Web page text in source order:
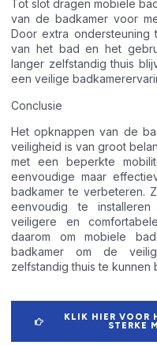
Tot slot dragen mobiele
van de badkamer voor
Door extra
van het bad en het
langer zelfstandig thuis
een veilige
Conclusie
Het opknappen van de
veiligheid is van groot
met een beperkte
eenvoudige maar
badkamer te verbeteren.
eenvoudig te
veiligere en
daarom om mobiele
badkamer om de
zelfstandig thuis te kunnen
KLIK HIER VOOR
STERKE